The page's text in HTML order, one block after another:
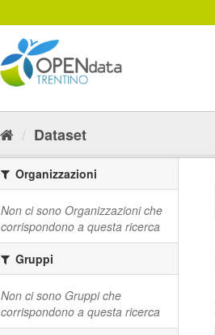
Dataset
Organizzazioni
Non ci sono Organizzazioni che
corrispondono a questa ricerca
Gruppi
Non ci sono Gruppi che
corrispondono a questa ricerca